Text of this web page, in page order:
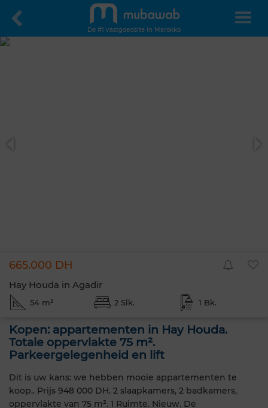
De #1 vastgoedsite in Marokko
665.000 DH
Hay Houda in Agadir
54 m² 2 Slk. 1 Bk.
Kopen: appartementen in Hay Houda.
Totale oppervlakte 75 m².
Parkeergelegenheid en lift
Dit is uw kans: we hebben mooie appartementen te
koop.. Prijs 948 000 DH. 2 slaapkamers, 2 badkamers,
oppervlakte van 75 m². 1 Ruimte. Nieuw. De